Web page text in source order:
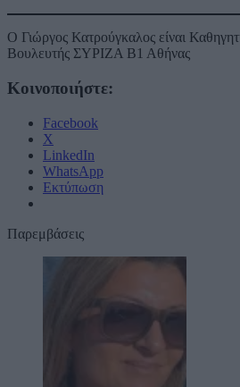
Ο Γιώργος Κατρούγκαλος είναι
Βουλευτής ΣΥΡΙΖΑ Β1 Αθήνας
Κοινοποιήστε:
Facebook
X
LinkedIn
WhatsApp
Εκτύπωση
Παρεμβάσεις